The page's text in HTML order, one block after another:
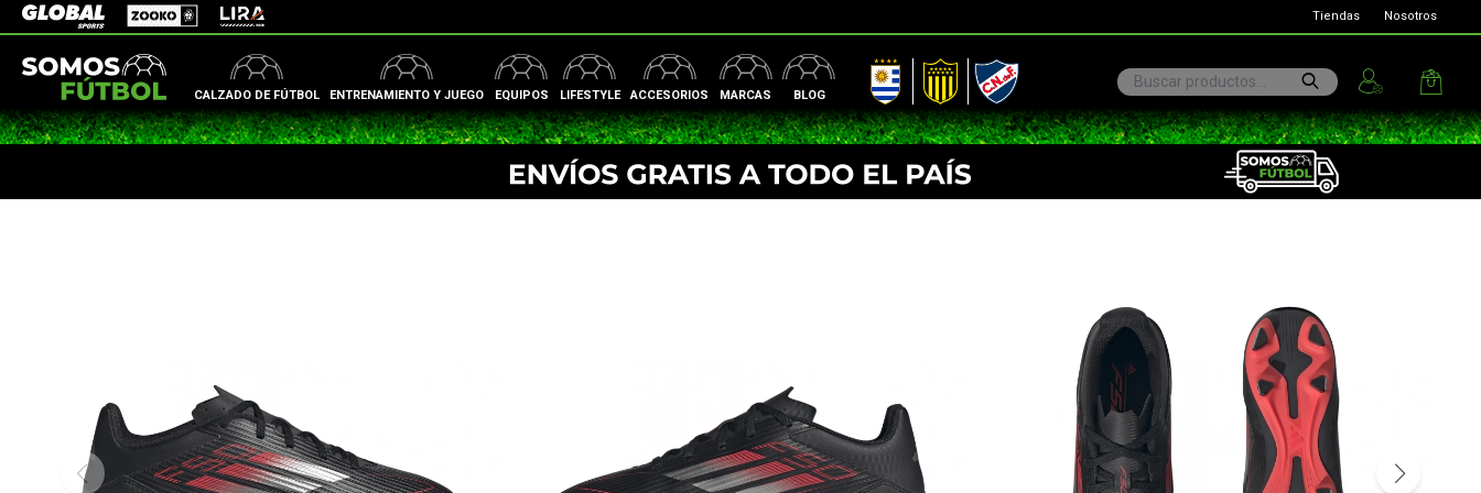
CALZADO DE FÚTBOL ENTRENAMIENTO Y JUEGO EQUIPOS LIFESTYLE ACCESORIOS MARCAS BLOG
AUF Peñarol Nacional
Global Sports Zooko Lira Tiendas Nosotros